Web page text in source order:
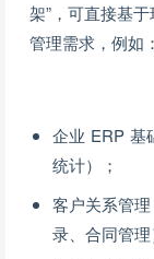
架”，可直接基
管理需求，例如：
企业 ERP 基
统计）；
客户关系管
录、合同管理